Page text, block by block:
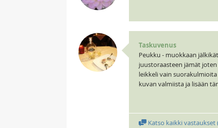
Taskuvenus
Peukku - muokkaan
juustoraasteen jämät
leikkeli vain
kuvan valmiista ja lisään
Katso kaikki vastaukset